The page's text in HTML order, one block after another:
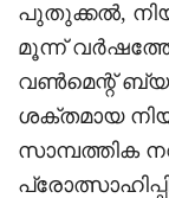
പുതുക്കൽ,
മൂന്ന്
വൺമെന്റ്
ശക്തമായ
സാമ്പത്തിക